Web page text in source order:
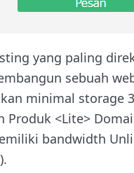
yang paling
sebuah
minimal storage
Produk <Lite>
bandwidth